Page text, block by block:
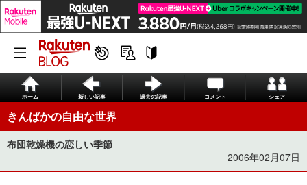
ホーム 新しい記事 過去の記事 コメント シェア
きんばかの自由な世界
布団乾燥機の恋しい季節
2006年02月07日